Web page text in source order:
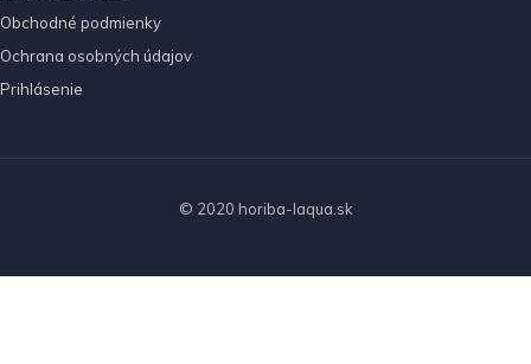
Obchodné podmienky
Ochrana osobných údajov
Prihlásenie
© 2020 horiba-laqua.sk